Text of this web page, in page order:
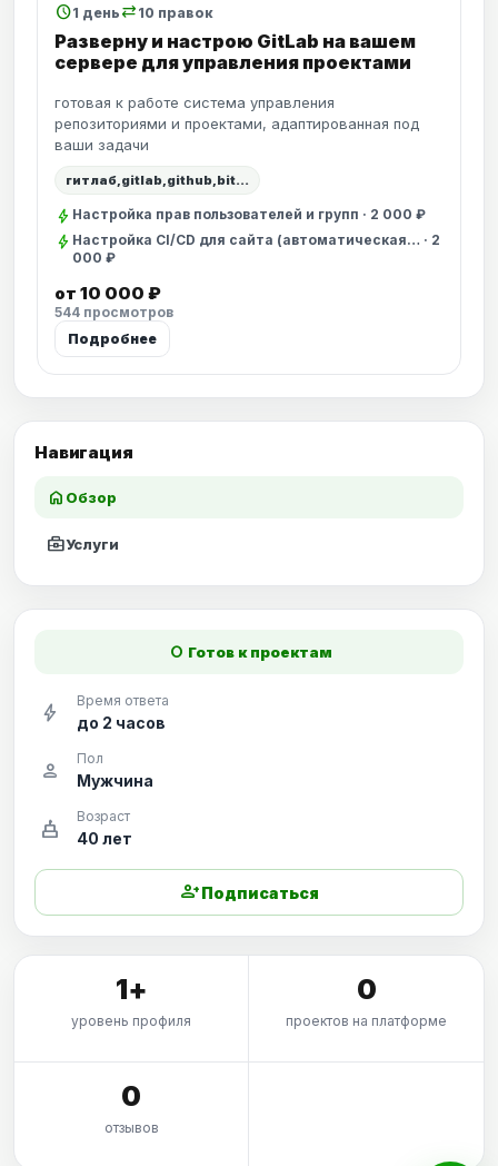
Навигация
home Обзор
business_centerУслуги
schedule1 день sync_alt 10 правок
Разверну и настрою GitLab на вашем
сервере для управления проектами
готовая к работе система управления
репозиториями и проектами, адаптированная под
ваши задачи
гитлаб,gitlab,github,bit…
bolt Настройка прав пользователей и групп · 2 000 ₽
bolt Настройка CI/CD для сайта (автоматическая… · 2
000 ₽
от 10 000 ₽
544 просмотров
Подробнее
fiber_manual_record Готов к проектам
bolt Время ответа
до 2 часов
person Пол
Мужчина
cake Возраст
40 лет
person_addПодписаться
1+
уровень профиля
0
проектов на платформе
0
отзывов